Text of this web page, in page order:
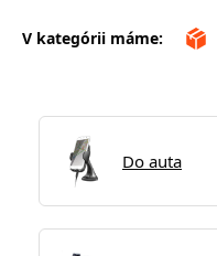
V kategórii máme:
Do auta